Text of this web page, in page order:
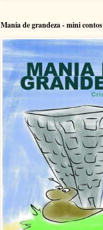
Mania de grandeza - mini contos